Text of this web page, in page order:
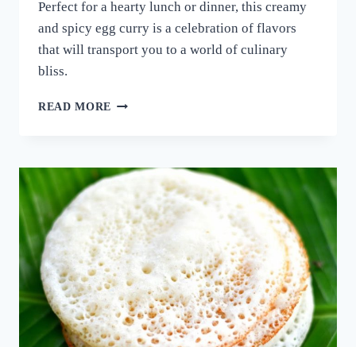
Perfect for a hearty lunch or dinner, this creamy
and spicy egg curry is a celebration of flavors
that will transport you to a world of culinary
bliss.
READ MORE നാവിൽ
ഈ
ചേരുവ
കൂടി
ചേർത്ത്
മുട്ട
കറി
ഉണ്ടാക്കി
നോക്കൂ;
10
മിനുട്ടിൽ
മുട്ട